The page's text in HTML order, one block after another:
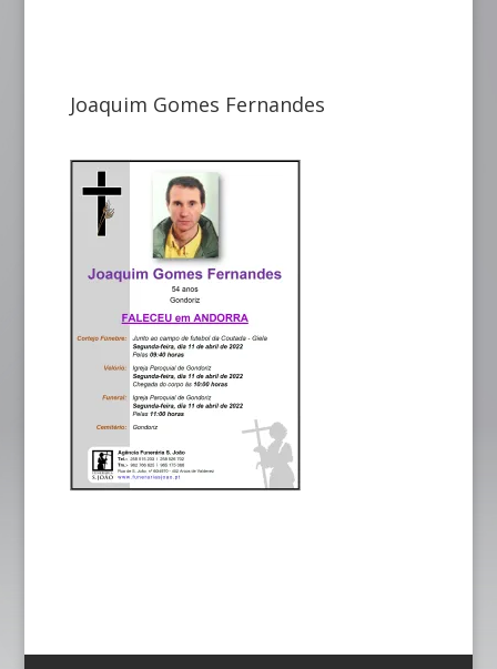
Joaquim Gomes Fernandes